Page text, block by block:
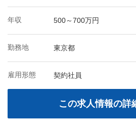
年収 500～700万円
勤務地 東京都
雇用形態 契約社員
この求人情報の詳